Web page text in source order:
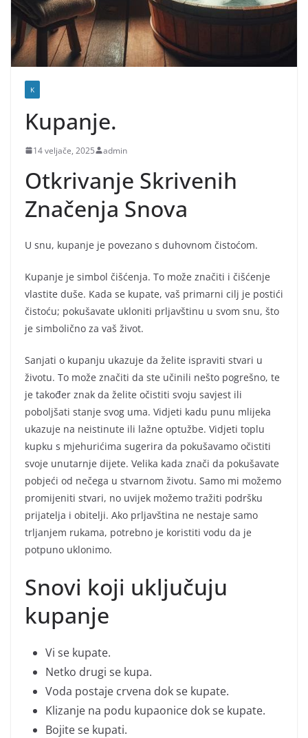
K
Kupanje.
14 veljače, 2025 admin
Otkrivanje Skrivenih
Značenja Snova
U snu, kupanje je povezano s duhovnom čistoćom.
Kupanje je simbol čišćenja. To može značiti i čišćenje
vlastite duše. Kada se kupate, vaš primarni cilj je postići
čistoću; pokušavate ukloniti prljavštinu u svom snu, što
je simbolično za vaš život.
Sanjati o kupanju ukazuje da želite ispraviti stvari u
životu. To može značiti da ste učinili nešto pogrešno, te
je također znak da želite očistiti svoju savjest ili
poboljšati stanje svog uma. Vidjeti kadu punu mlijeka
ukazuje na neistinute ili lažne optužbe. Vidjeti toplu
kupku s mjehurićima sugerira da pokušavamo očistiti
svoje unutarnje dijete. Velika kada znači da pokušavate
pobjeći od nečega u stvarnom životu. Samo mi možemo
promijeniti stvari, no uvijek možemo tražiti podršku
prijatelja i obitelji. Ako prljavština ne nestaje samo
trljanjem rukama, potrebno je koristiti vodu da je
potpuno uklonimo.
Snovi koji uključuju
kupanje
Vi se kupate.
Netko drugi se kupa.
Voda postaje crvena dok se kupate.
Klizanje na podu kupaonice dok se kupate.
Bojite se kupati.